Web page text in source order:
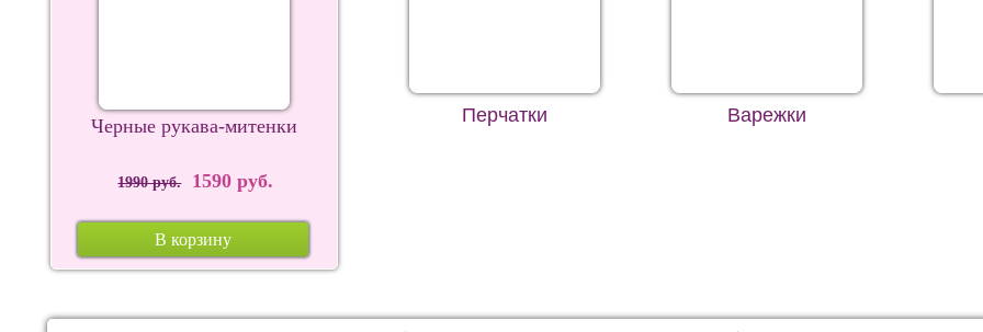
Черные рукава-митенки
1990 руб.1590 руб.
В корзину
Перчатки Варежки